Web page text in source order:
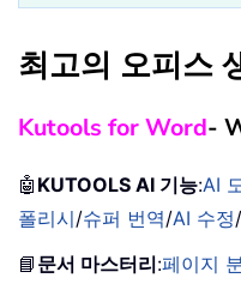
최고의 오피스
Kutools for Word-
🤖 KUTOOLS AI 기능:AI
폴리시/슈퍼 번역/AI 수정/
📘 문서 마스터리:페이지